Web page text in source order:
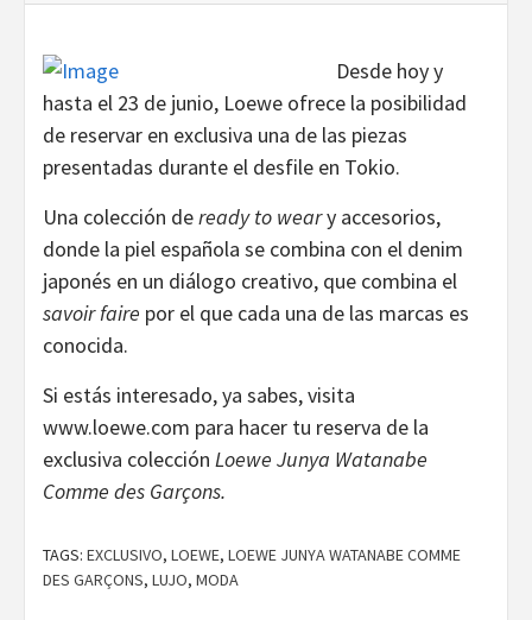
Desde hoy y
hasta el 23 de junio, Loewe ofrece la posibilidad
de reservar en exclusiva una de las piezas
presentadas durante el desfile en Tokio.
Una colección deready to weary accesorios,
donde la piel española se combina con el denim
japonés en un diálogo creativo, que combina el
savoir faire por el que cada una de las marcas es
conocida.
Si estás interesado, ya sabes, visita
www.loewe.com para hacer tu reserva de la
exclusiva colección Loewe Junya Watanabe
Comme des Garçons.
TAGS: EXCLUSIVO, LOEWE, LOEWE JUNYA WATANABE COMME
DES GARÇONS, LUJO, MODA